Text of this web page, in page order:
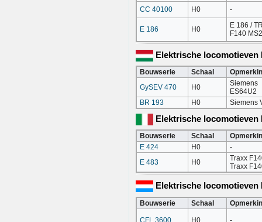
CC 40100 H0 -
E 186 H0
E 186 /
F140 MS2
Elektrische locomotieven
Bouwserie Schaal
GySEV 470
H0
Siemens
ES64U2
BR 193
H0 Siemens
Elektrische locomotieven
Bouwserie Schaal
E 424
H0
-
E 483
H0
Traxx
Traxx
Elektrische locomotieven
Bouwserie Schaal
CFL 3600 H0 -